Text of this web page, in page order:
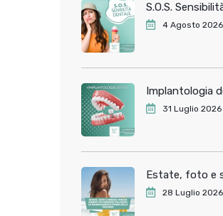
S.O.S.
4 Agosto 2026
Implantologia
31 Luglio 2026
Estate, foto e
28 Luglio 2026